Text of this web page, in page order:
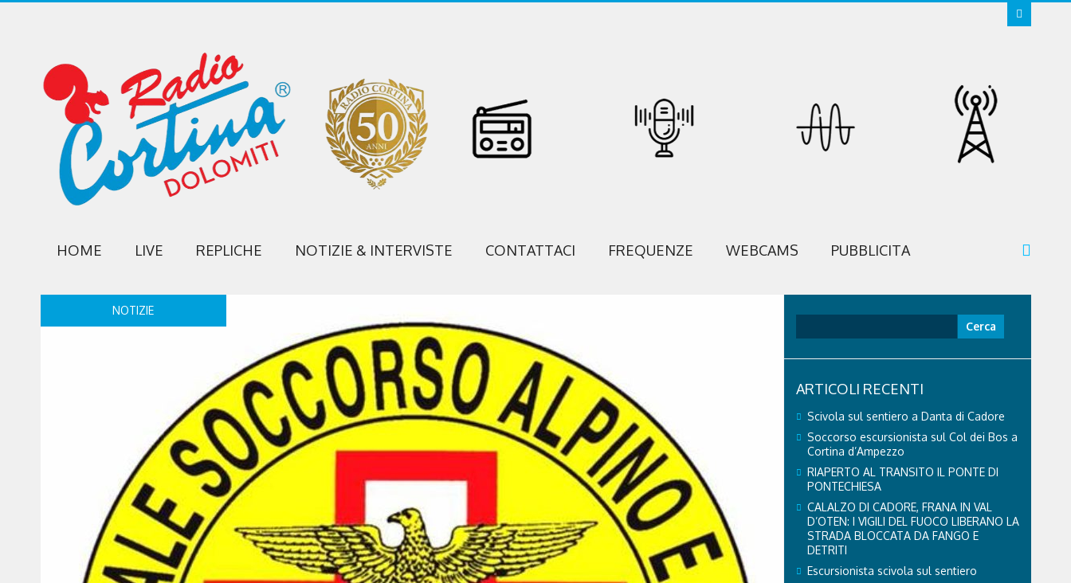
HOME LIVE REPLICHE NOTIZIE & INTERVISTE CONTATTACI FREQUENZE WEBCAMS PUBBLICITA
NOTIZIE
ARTICOLI RECENTI
Scivola sul sentiero a Danta di Cadore
Soccorso escursionista sul Col dei Bos a
Cortina d’Ampezzo
RIAPERTO AL TRANSITO IL PONTE DI
PONTECHIESA
CALALZO DI CADORE, FRANA IN VAL
D’OTEN: I VIGILI DEL FUOCO LIBERANO LA
STRADA BLOCCATA DA FANGO E
DETRITI
Escursionista scivola sul sentiero